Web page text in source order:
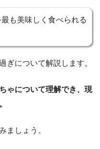
も美味しく食べられる
ぎについて解説します。
ゃについて理解でき、現
ましょう。